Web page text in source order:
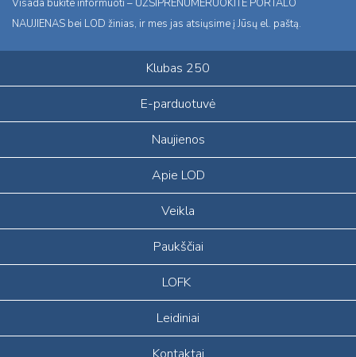
Visada būkite informuoti – UŽSIPRENUMERUOKITE PORTALO
NAUJIENAS bei LOD žinias, ir mes jas atsiųsime į Jūsų el. paštą.
Klubas 250
E-parduotuvė
Naujienos
Apie LOD
Veikla
Paukščiai
LOFK
Leidiniai